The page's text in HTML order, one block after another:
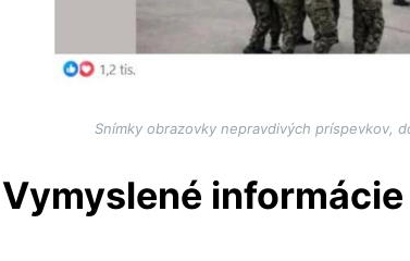
Snímky obrazovky nepravdivých príspevkov,
Vymyslené informácie